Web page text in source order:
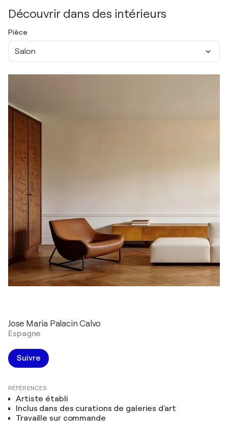
Découvrir dans des intérieurs
Pièce
Salon
Jose Maria Palacin Calvo
Espagne
Suivre
RÉFÉRENCES
Artiste établi
Inclus dans des curations de galeries d'art
Travaille sur commande